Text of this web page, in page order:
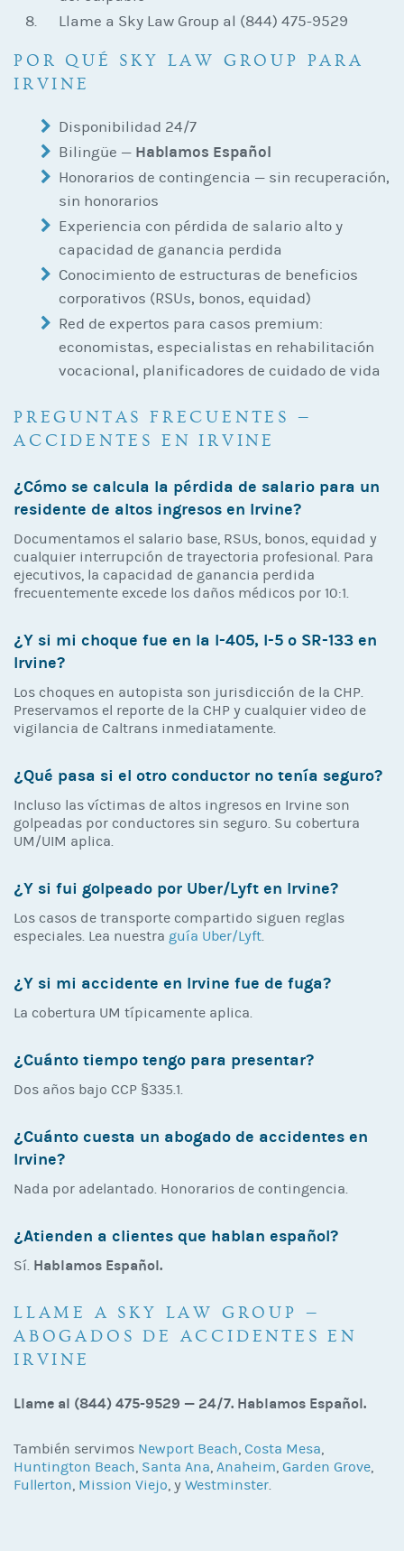
Llame a Sky Law Group al (844) 475-9529
POR QUÉ SKY LAW GROUP PARA
IRVINE
Disponibilidad 24/7
Bilingüe — Hablamos Español
Honorarios de contingencia — sin recuperación,
sin honorarios
Experiencia con pérdida de salario alto y
capacidad de ganancia perdida
Conocimiento de estructuras de beneficios
corporativos (RSUs, bonos, equidad)
Red de expertos para casos premium:
economistas, especialistas en rehabilitación
vocacional, planificadores de cuidado de vida
PREGUNTAS FRECUENTES —
ACCIDENTES EN IRVINE
¿Cómo se calcula la pérdida de salario para un
residente de altos ingresos en Irvine?
Documentamos el salario base, RSUs, bonos, equidad y
cualquier interrupción de trayectoria profesional. Para
ejecutivos, la capacidad de ganancia perdida
frecuentemente excede los daños médicos por 10:1.
¿Y si mi choque fue en la I-405, I-5 o SR-133 en
Irvine?
Los choques en autopista son jurisdicción de la CHP.
Preservamos el reporte de la CHP y cualquier video de
vigilancia de Caltrans inmediatamente.
¿Qué pasa si el otro conductor no tenía seguro?
Incluso las víctimas de altos ingresos en Irvine son
golpeadas por conductores sin seguro. Su cobertura
UM/UIM aplica.
¿Y si fui golpeado por Uber/Lyft en Irvine?
Los casos de transporte compartido siguen reglas
especiales. Lea nuestra guía Uber/Lyft.
¿Y si mi accidente en Irvine fue de fuga?
La cobertura UM típicamente aplica.
¿Cuánto tiempo tengo para presentar?
Dos años bajo CCP §335.1.
¿Cuánto cuesta un abogado de accidentes en
Irvine?
Nada por adelantado. Honorarios de contingencia.
¿Atienden a clientes que hablan español?
Sí. Hablamos Español.
LLAME A SKY LAW GROUP —
ABOGADOS DE ACCIDENTES EN
IRVINE
Llame al (844) 475-9529 — 24/7. Hablamos Español.
También servimos Newport Beach, Costa Mesa,
Huntington Beach, Santa Ana, Anaheim, Garden Grove,
Fullerton, Mission Viejo, y Westminster.